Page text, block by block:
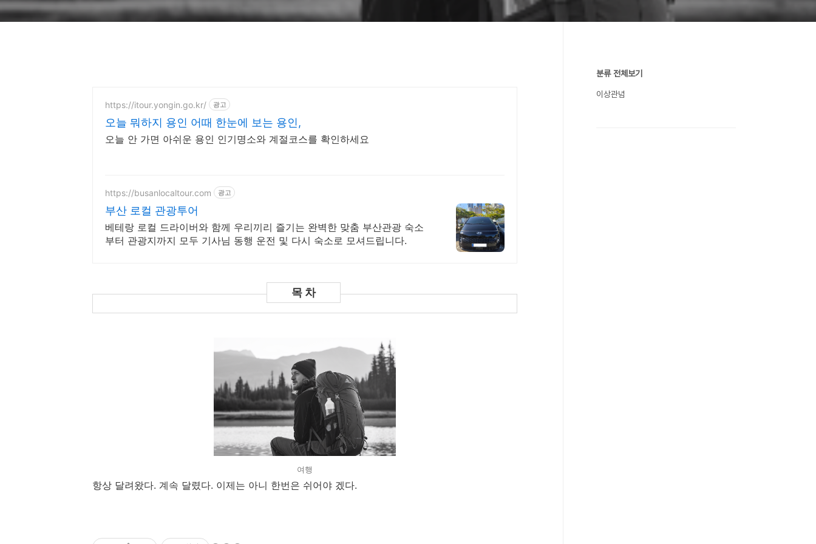
https://itour.yongin.go.kr/ 광고
오늘 뭐하지 용인 어때 한눈에 보는 용인,
오늘 안 가면 아쉬운 용인 인기명소와 계절코스를 확인하세요
https://busanlocaltour.com 광고
부산 로컬 관광투어
베테랑 로컬 드라이버와 함께 우리끼리 즐기는 완벽한 맞춤 부산관광 숙소
부터 관광지까지 모두 기사님 동행 운전 및 다시 숙소로 모셔드립니다.
여행
항상 달려왔다. 계속 달렸다. 이제는 아니 한번은 쉬어야 겠다.
분류 전체보기
이상관념